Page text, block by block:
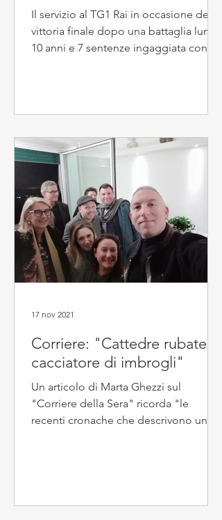
Il servizio al TG1 Rai in occasione della
vittoria finale dopo una battaglia lunga
10 anni e 7 sentenze ingaggiata con
Corriere: "Cattedre rubate, il
cacciatore di imbrogli"
Un articolo di Marta Ghezzi sul
"Corriere della Sera" ricorda "le
recenti cronache che descrivono un
17 nov 2021